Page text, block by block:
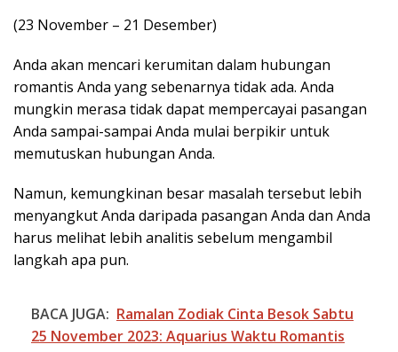
(23 November – 21 Desember)
Anda akan mencari kerumitan dalam hubungan
romantis Anda yang sebenarnya tidak ada. Anda
mungkin merasa tidak dapat mempercayai pasangan
Anda sampai-sampai Anda mulai berpikir untuk
memutuskan hubungan Anda.
Namun, kemungkinan besar masalah tersebut lebih
menyangkut Anda daripada pasangan Anda dan Anda
harus melihat lebih analitis sebelum mengambil
langkah apa pun.
BACA JUGA: Ramalan Zodiak Cinta Besok Sabtu
25 November 2023: Aquarius Waktu Romantis